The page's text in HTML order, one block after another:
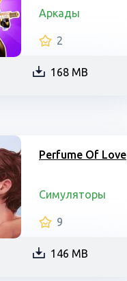
Аркады
2
168 MB
Perfume Of Love
Симуляторы
9
146 MB